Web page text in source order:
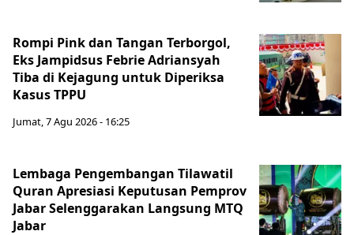
Rompi Pink dan Tangan Terborgol,
Eks Jampidsus Febrie Adriansyah
Tiba di Kejagung untuk Diperiksa
Kasus TPPU
Jumat, 7 Agu 2026 - 16:25
Lembaga Pengembangan Tilawatil
Quran Apresiasi Keputusan Pemprov
Jabar Selenggarakan Langsung MTQ
Jabar